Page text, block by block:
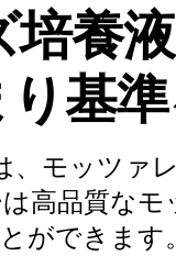
養
基
モッツァ
高品質な
ができます。